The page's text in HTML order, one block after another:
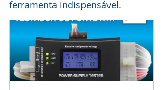
ferramenta indispensável.